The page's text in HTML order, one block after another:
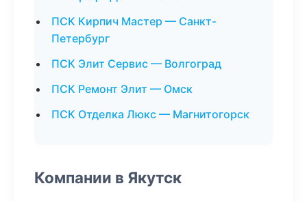
ПСК Кирпич Мастер — Санкт-
Петербург
ПСК Элит Сервис — Волгоград
ПСК Ремонт Элит — Омск
ПСК Отделка Люкс — Магнитогорск
Компании в Якутск